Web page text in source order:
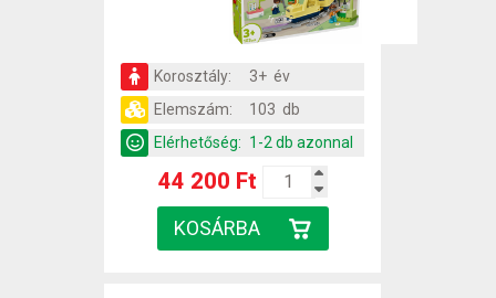
Korosztály:
3+ év
Elemszám:
103 db
Elérhetőség: 1-2 db azonnal
44 200 Ft